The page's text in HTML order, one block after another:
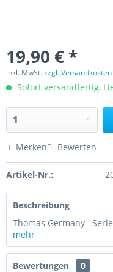
19,90 € *
inkl. MwSt.zzgl. Versandkosten
Sofort versandfertig,
Merken Bewerten
Artikel-Nr.:
Beschreibung
Thomas Germany
mehr
Bewertungen
0